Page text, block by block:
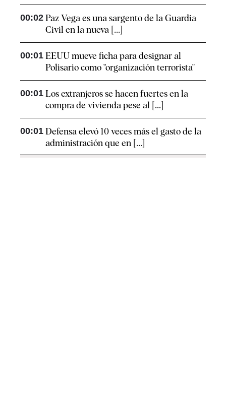
00:02 Paz Vega es una sargento de la Guardia
Civil en la nueva [...]
00:01 EEUU mueve ficha para designar al
Polisario como "organización terrorista"
00:01 Los extranjeros se hacen fuertes en la
compra de vivienda pese al [...]
00:01 Defensa elevó 10 veces más el gasto de la
administración que en [...]